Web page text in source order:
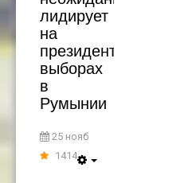
лидирует
на
президентских
выборах
в
Румынии
25 нояб
1414